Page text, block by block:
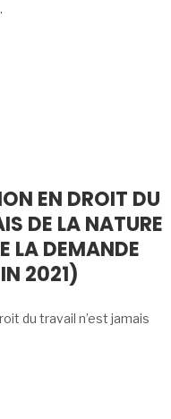
EN DROIT DU
DE LA NATURE
LA DEMANDE
2021)
du travail n’est jamais